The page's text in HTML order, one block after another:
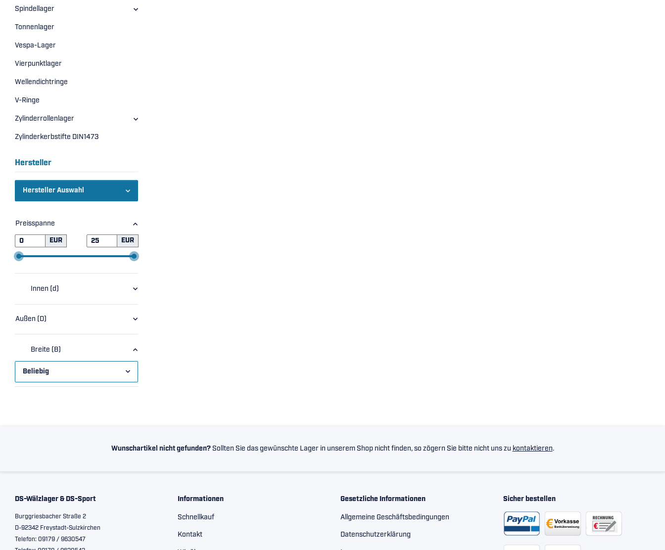
Spindellager
Tonnenlager
Vespa-Lager
Vierpunktlager
Wellendichtringe
V-Ringe
Zylinderrollenlager
Zylinderkerbstifte DIN1473
Hersteller
Hersteller Auswahl
Preisspanne
EUR
EUR
Innen (d)
Außen (D)
Breite (B)
Beliebig
Wunschartikel nicht gefunden?Sollten Sie das gewünschte Lager in unserem Shop nicht finden, so zögern Sie bitte nicht uns zu kontaktieren.
DS-Wälzlager & DS-Sport
Burggriesbacher Straße 2
D-92342 Freystadt-Sulzkirchen
Telefon: 09179 / 9630547
Informationen
Schnellkauf
Kontakt
Gesetzliche Informationen
Allgemeine Geschäftsbedingungen
Datenschutzerklärung
Sicher bestellen